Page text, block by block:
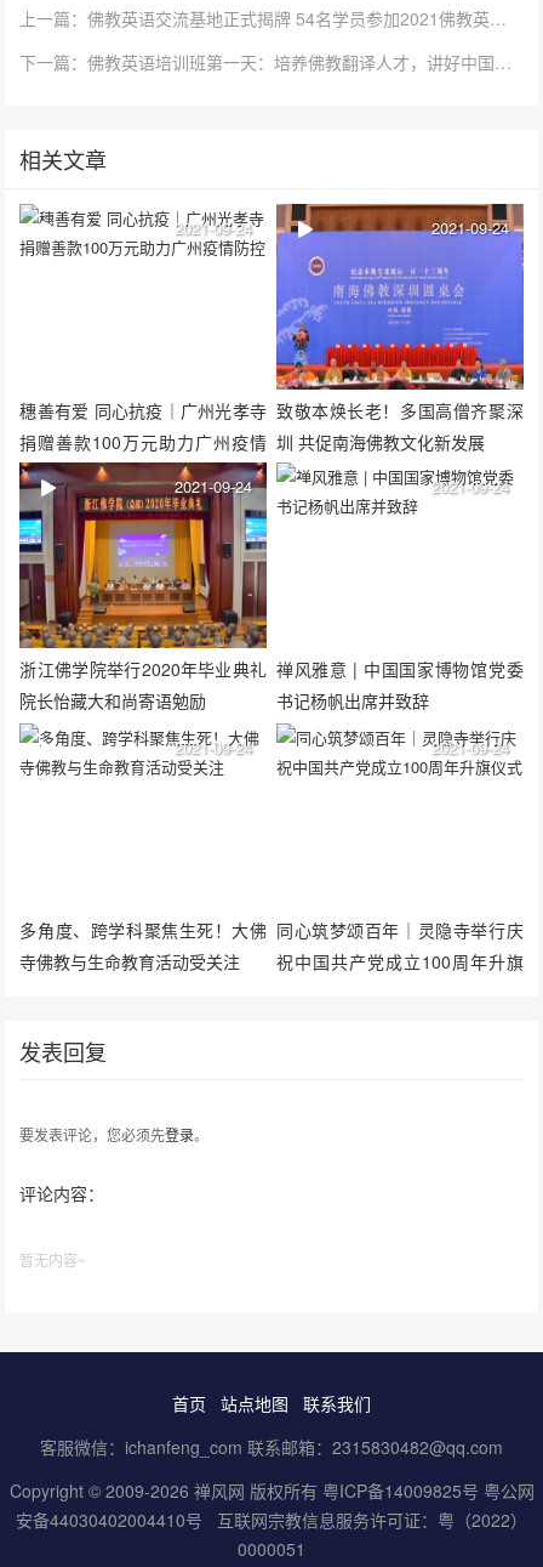
上一篇：佛教英语交流基地正式揭牌 54名学员参加2021佛教英语培训班
下一篇：佛教英语培训班第一天：培养佛教翻译人才，讲好中国佛教故事
相关文章
穗善有爱 同心抗疫｜广州光孝寺
捐赠善款100万元助力广州疫情
防控
2021-09-24
致敬本焕长老！多国高僧齐聚深
圳 共促南海佛教文化新发展
2021-09-24
浙江佛学院举行2020年毕业典礼
院长怡藏大和尚寄语勉励
2021-09-24
禅风雅意 | 中国国家博物馆党委
书记杨帆出席并致辞
2021-09-24
多角度、跨学科聚焦生死！大佛
寺佛教与生命教育活动受关注
2021-09-24
同心筑梦颂百年｜灵隐寺举行庆
祝中国共产党成立100周年升旗
2021-09-24
发表回复
要发表评论，您必须先登录。
评论内容：
暂无内容~
首页 站点地图
联系我们
客服微信：ichanfeng_com 联系邮箱：2315830482@qq.com
Copyright © 2009-2026 禅风网 版权所有 粤ICP备14009825号 粤公网
安备44030402004410号
互联网宗教信息服务许可证：粤（2022）
0000051